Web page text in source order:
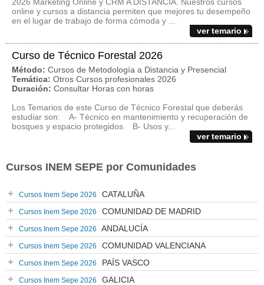
online y cursos a distancia permiten que mejores tu desempeño
en el lugar de trabajo de forma cómoda y ...
ver temario
Curso de Técnico Forestal 2026
Método: Cursos de Metodología a Distancia y Presencial
Temática: Otros Cursos profesionales 2026
Duración: Consultar Horas con horas
Los Temarios de este Curso de Técnico Forestal que deberás
estudiar son: A- Técnico en mantenimiento y recuperación de
bosques y espacio protegidos B- Usos y...
ver temario
Cursos INEM SEPE por Comunidades
Cursos Inem Sepe 2026 CATALUÑA
Cursos Inem Sepe 2026 COMUNIDAD DE MADRID
Cursos Inem Sepe 2026 ANDALUCÍA
Cursos Inem Sepe 2026 COMUNIDAD VALENCIANA
Cursos Inem Sepe 2026 PAÍS VASCO
Cursos Inem Sepe 2026 GALICIA